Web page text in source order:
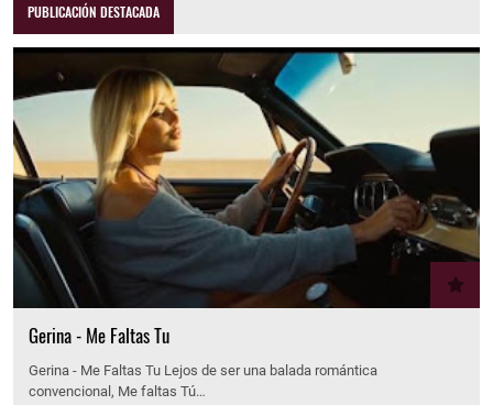
PUBLICACIÓN DESTACADA
Gerina - Me Faltas Tu
Gerina - Me Faltas Tu Lejos de ser una balada romántica
convencional, Me faltas Tú…